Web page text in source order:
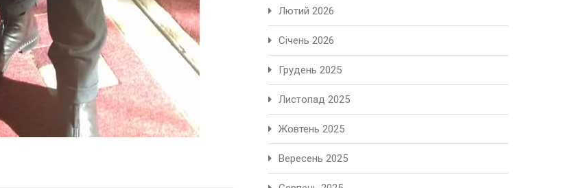
Лютий 2026
Січень 2026
Грудень 2025
Листопад 2025
Жовтень 2025
Вересень 2025